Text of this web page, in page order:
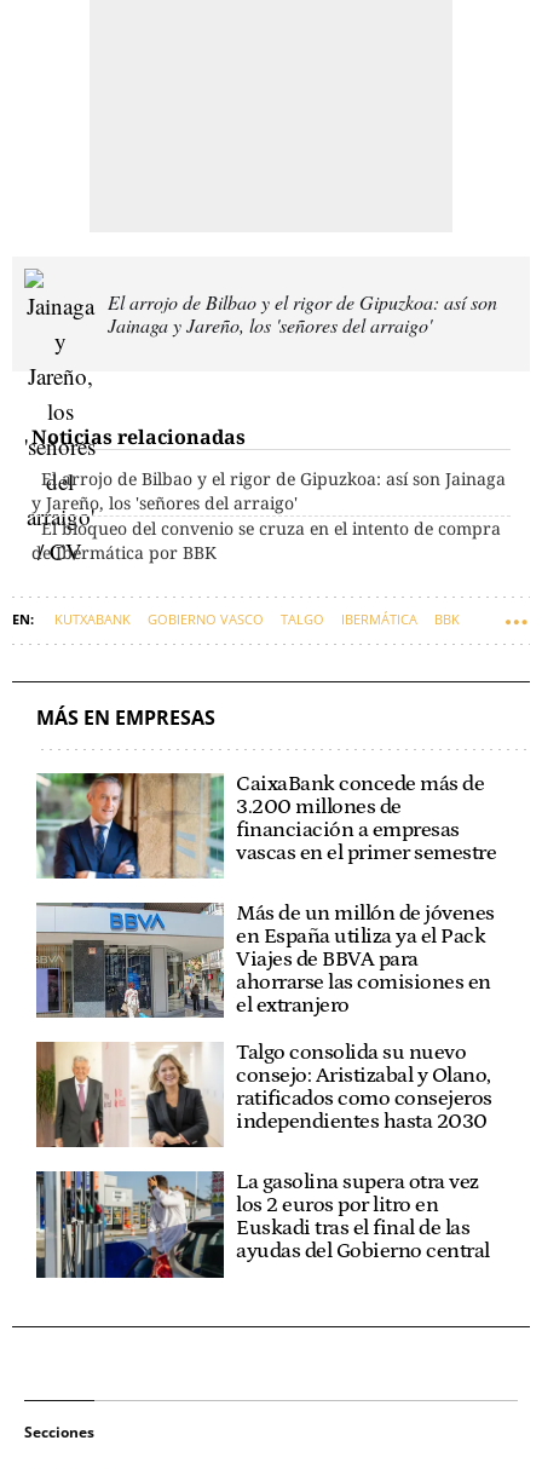
El arrojo de Bilbao y el rigor de Gipuzkoa: así son
Jainaga y Jareño, los 'señores del arraigo'
Noticias relacionadas
El arrojo de Bilbao y el rigor de Gipuzkoa: así son Jainaga
y Jareño, los 'señores del arraigo'
El bloqueo del convenio se cruza en el intento de compra
de Ibermática por BBK
KUTXABANK GOBIERNO VASCO TALGO IBERMÁTICA BBK
MÁS EN EMPRESAS
CaixaBank concede más de
3.200 millones de
financiación a empresas
vascas en el primer semestre
Más de un millón de jóvenes
en España utiliza ya el Pack
Viajes de BBVA para
ahorrarse las comisiones en
el extranjero
Talgo consolida su nuevo
consejo: Aristizabal y Olano,
ratificados como consejeros
independientes hasta 2030
La gasolina supera otra vez
los 2 euros por litro en
Euskadi tras el final de las
ayudas del Gobierno central
Secciones